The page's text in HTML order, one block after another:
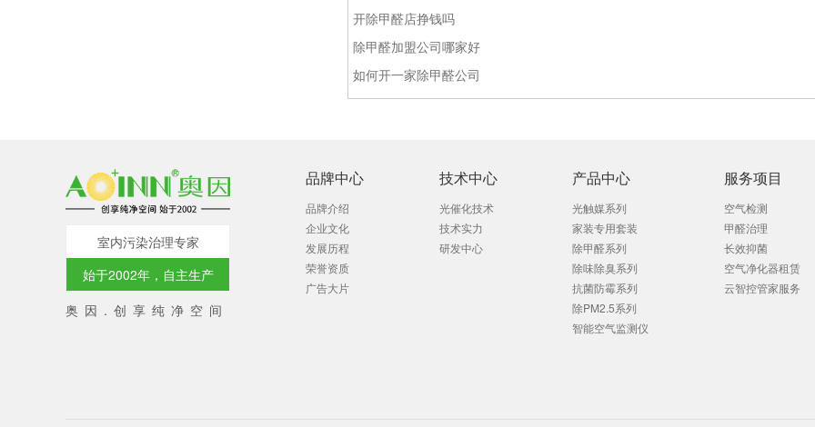
开除甲醛店挣钱吗
除甲醛加盟公司哪家好
如何开一家除甲醛公司
室内污染治理专家
始于2002年，自主生产
奥因.创享纯净空间
品牌中心
品牌介绍
企业文化
发展历程
荣誉资质
广告大片
技术中心
光催化技术
技术实力
研发中心
产品中心
光触媒系列
家装专用套装
除甲醛系列
除味除臭系列
抗菌防霉系列
除PM2.5系列
智能空气监测仪
服务项目
空气检测
甲醛治理
长效抑菌
空气净化器租赁
云智控管家服务